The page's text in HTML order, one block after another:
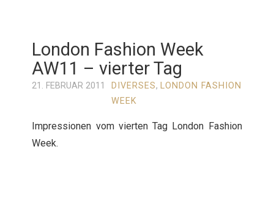
London Fashion Week
AW11 – vierter Tag
21. FEBRUAR 2011 DIVERSES, LONDON FASHION
WEEK
Impressionen vom vierten Tag London Fashion
Week.